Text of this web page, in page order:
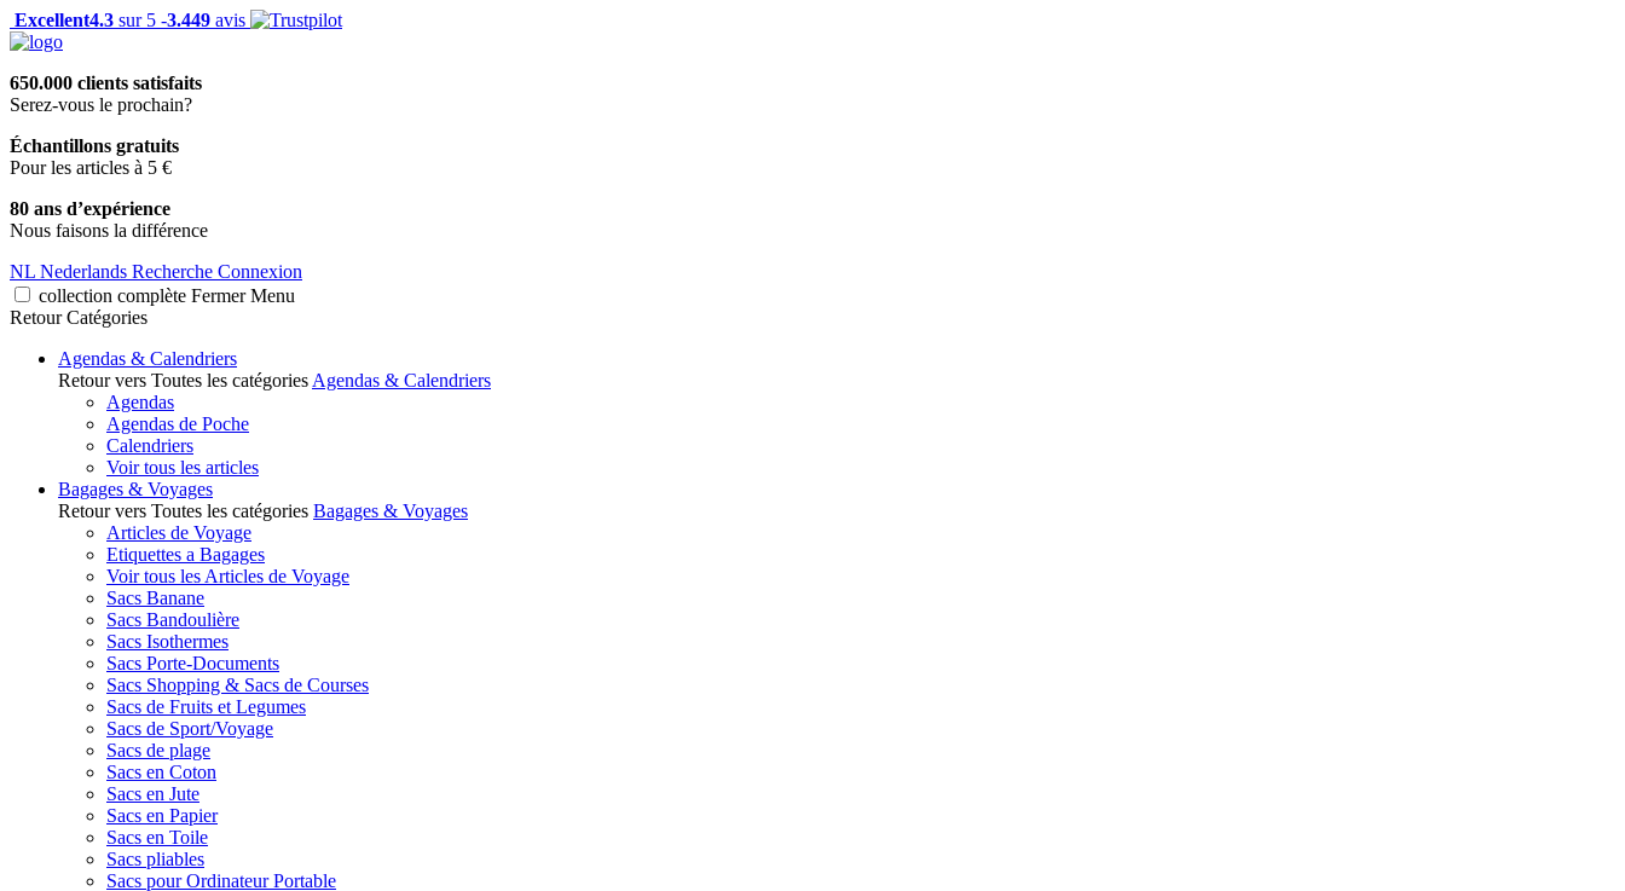
Excellent4.3 sur 5 -3.449 avis
650.000 clients satisfaits
Serez-vous le prochain?
Échantillons gratuits
Pour les articles à 5 €
80 ans d’expérience
Nous faisons la différence
NL Nederlands Recherche Connexion
collection complète Fermer Menu
Retour Catégories
Agendas & Calendriers
Retour vers Toutes les catégories Agendas & Calendriers
Agendas
Agendas de Poche
Calendriers
Voir tous les articles
Bagages & Voyages
Retour vers Toutes les catégories Bagages & Voyages
Articles de Voyage
Etiquettes a Bagages
Voir tous les Articles de Voyage
Sacs Banane
Sacs Bandoulière
Sacs Isothermes
Sacs Porte-Documents
Sacs Shopping & Sacs de Courses
Sacs de Fruits et Legumes
Sacs de Sport/Voyage
Sacs de plage
Sacs en Coton
Sacs en Jute
Sacs en Papier
Sacs en Toile
Sacs pliables
Sacs pour Ordinateur Portable